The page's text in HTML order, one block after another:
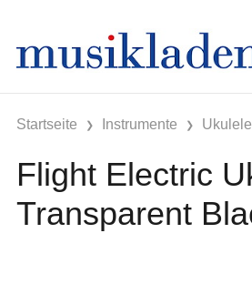
Startseite Instrumente
Flight Electric
Transparent